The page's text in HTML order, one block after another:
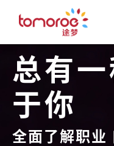
总有
于你
全面了解职业